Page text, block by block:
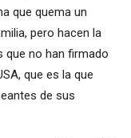
que quema un
pero hacen la
que no han firmado
que es la que
de sus